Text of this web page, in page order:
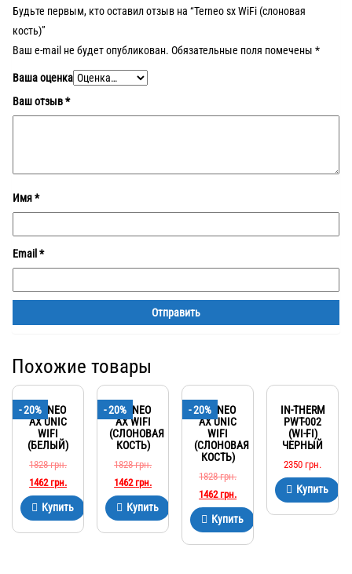
Будьте первым, кто оставил отзыв на “Terneo sx WiFi (слоновая
кость)”
Ваш e-mail не будет опубликован. Обязательные поля помечены *
Ваша оценка
Ваш отзыв*
Имя*
Email *
Похожие товары
- 20%TERNEO
AX UNIC
WIFI
(БЕЛЫЙ)
1828грн.
1462 грн.
Купить
- 20%TERNEO
AX WIFI
(СЛОНОВАЯ
КОСТЬ)
1828грн.
1462 грн.
Купить
- 20%TERNEO
AX UNIC
WIFI
(СЛОНОВАЯ
КОСТЬ)
1828грн.
1462 грн.
Купить
IN-THERM
PWT-002
(WI-FI)
ЧЕРНЫЙ
2350 грн.
Купить